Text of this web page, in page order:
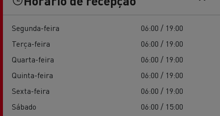
Segunda-feira
06:00 / 19:00
Terça-feira
06:00 / 19:00
Quarta-feira
06:00 / 19:00
Quinta-feira
06:00 / 19:00
Sexta-feira
06:00 / 19:00
Sábado
06:00 / 15:00